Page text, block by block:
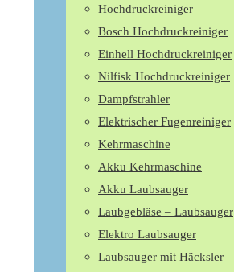
Hochdruckreiniger
Bosch Hochdruckreiniger
Einhell Hochdruckreiniger
Nilfisk Hochdruckreiniger
Dampfstrahler
Elektrischer Fugenreiniger
Kehrmaschine
Akku Kehrmaschine
Akku Laubsauger
Laubgebläse – Laubsauger
Elektro Laubsauger
Laubsauger mit Häcksler